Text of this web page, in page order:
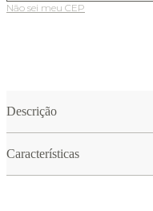
Não sei meu CEP
Descrição
Características